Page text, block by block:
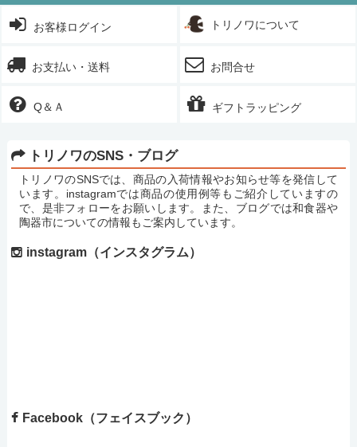
お客様ログイン トリノワについて
お支払い・送料 お問合せ
Q＆Ａ ギフトラッピング
トリノワのSNS・ブログ
トリノワのSNSでは、商品の入荷情報やお知らせ等を発信して
います。instagramでは商品の使用例等もご紹介していますの
で、是非フォローをお願いします。また、ブログでは和食器や
陶器市についての情報もご案内しています。
instagram（インスタグラム）
Facebook（フェイスブック）